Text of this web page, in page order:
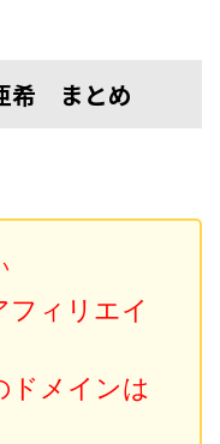
希 まとめ
ィリエイ
ドメインは